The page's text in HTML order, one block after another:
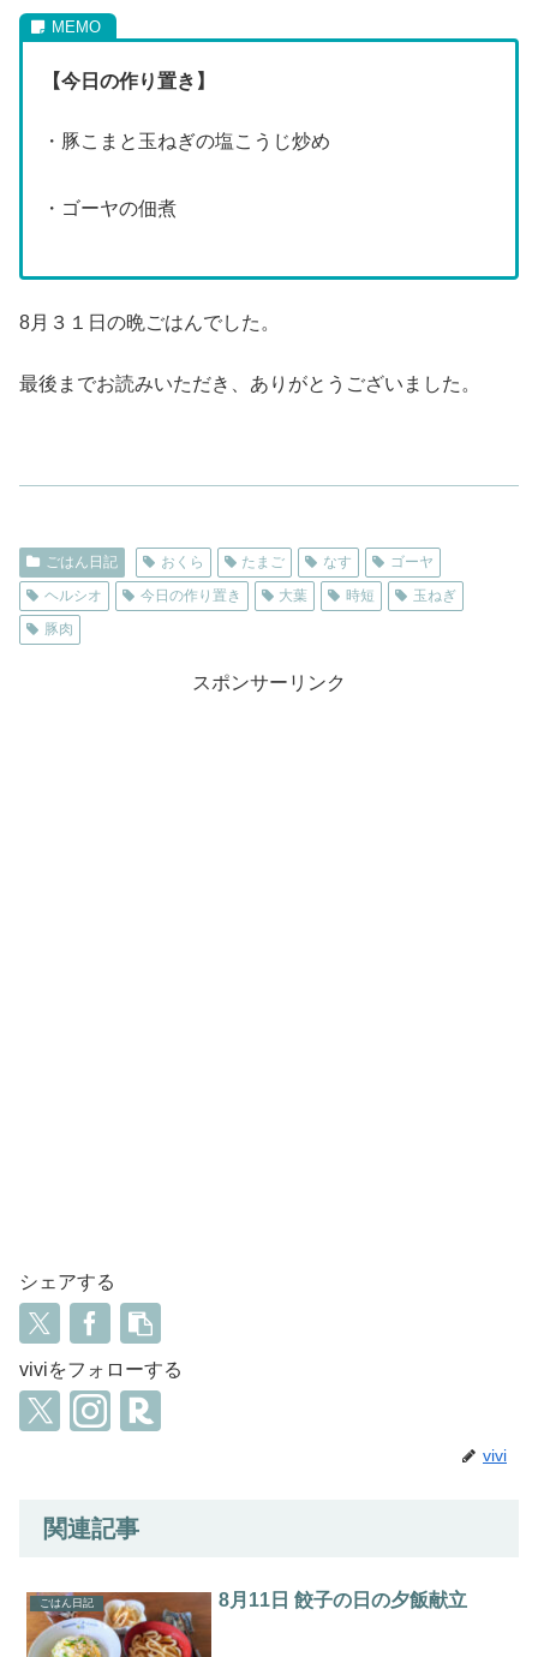
【今日の作り置き】
・豚こまと玉ねぎの塩こうじ炒め
・ゴーヤの佃煮
8月３１日の晩ごはんでした。
最後までお読みいただき、ありがとうございました。
ごはん日記 おくら たまご なす
ゴーヤ
ヘルシオ
今日の作り置き 大葉 時短
玉ねぎ
豚肉
スポンサーリンク
シェアする
viviをフォローする
vivi
関連記事
ごはん日記 8月11日 餃子の日の夕飯献立